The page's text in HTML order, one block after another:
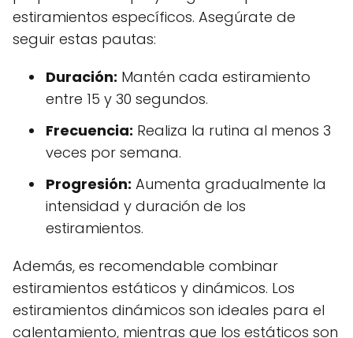
estiramientos específicos. Asegúrate de
seguir estas pautas:
Duración: Mantén cada estiramiento
entre 15 y 30 segundos.
Frecuencia: Realiza la rutina al menos 3
veces por semana.
Progresión: Aumenta gradualmente la
intensidad y duración de los
estiramientos.
Además, es recomendable combinar
estiramientos estáticos y dinámicos. Los
estiramientos dinámicos son ideales para el
calentamiento, mientras que los estáticos son